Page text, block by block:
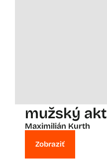
mužský akt
Maximilián Kurth
Zobraziť